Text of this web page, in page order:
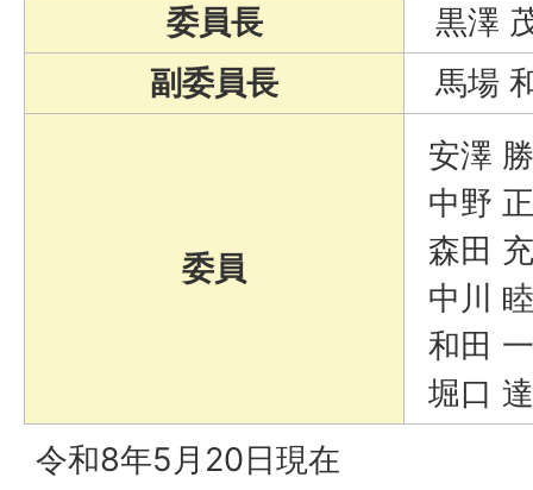
委員長
黒澤
副委員長
馬場
委員
安澤 勝
中野
森田 充
中川
和田
堀口
令和8年5月20日現在